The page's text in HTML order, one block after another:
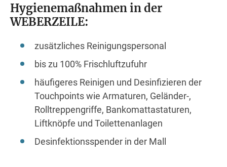
Hygienemaßnahmen in der
WEBERZEILE:
zusätzliches Reinigungspersonal
bis zu 100% Frischluftzufuhr
häufigeres Reinigen und Desinfizieren der
Touchpoints wie Armaturen, Geländer-,
Rolltreppengriffe, Bankomattastaturen,
Liftknöpfe und Toilettenanlagen
Desinfektionsspender in der Mall